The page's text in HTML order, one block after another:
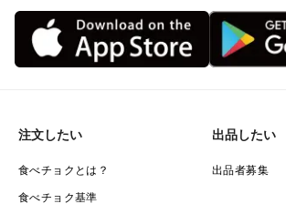
注文したい
食べチョクとは？
食べチョク基準
出品したい
出品者募集